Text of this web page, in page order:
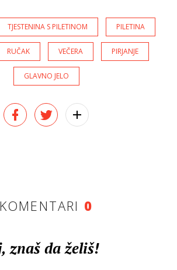
TJESTENINA S PILETINOM PILETINA
RUČAK VEČERA PIRJANJE
GLAVNO JELO
KOMENTARI 0
znaš da želiš!